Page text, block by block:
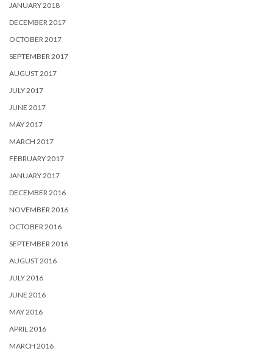
JANUARY 2018
DECEMBER 2017
OCTOBER 2017
SEPTEMBER 2017
AUGUST 2017
JULY 2017
JUNE 2017
MAY 2017
MARCH 2017
FEBRUARY 2017
JANUARY 2017
DECEMBER 2016
NOVEMBER 2016
OCTOBER 2016
SEPTEMBER 2016
AUGUST 2016
JULY 2016
JUNE 2016
MAY 2016
APRIL 2016
MARCH 2016